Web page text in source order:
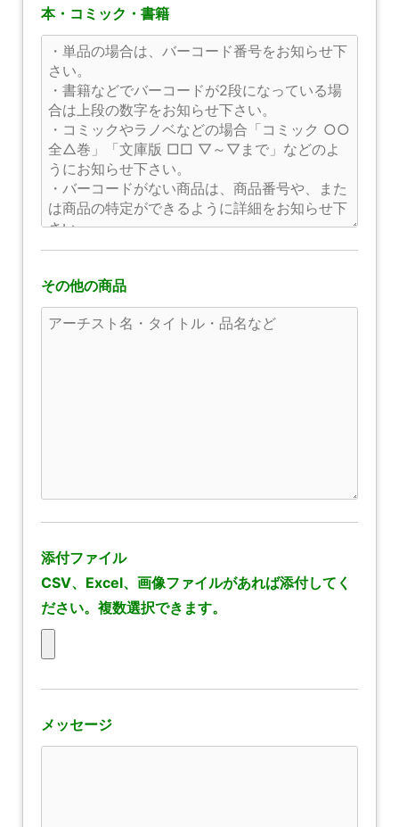
本・コミック・書籍
その他の商品
添付ファイル
CSV、Excel、画像ファイルがあれば添付してく
ださい。複数選択できます。
メッセージ